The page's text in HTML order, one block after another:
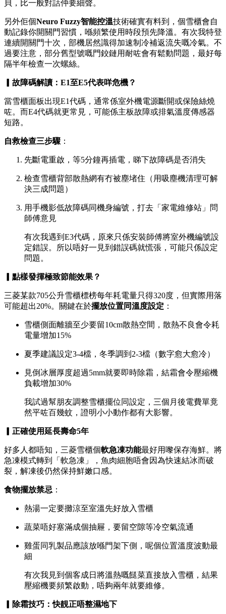
貝，比一般對話仲要細聲。
另外佢個Neuro Fuzzy智能控溫技術確實有料到，個雪櫃會自
動記錄你開關門習慣，喺頻繁使用時段預先降溫。有次我特登
連續開關門十次，部機居然識得加速制冷補返流失嘅冷氣。不
過要注意，部分舊型號嘅門鉸鏈用耐咗會有鬆動問題，最好每
隔半年檢查一次螺絲。
▎故障碼解讀：E1至E5代表咩危機？
當雪櫃面板出現E1代碼，通常係室外機電源斷開或保險絲燒
咗。而E4代碼就更常見，可能係主板故障或排氣溫度傳感器
短路。
自救檢查三步驟 ：
先斷電重啟，等5分鐘再插電，睇下故障碼是否消失
檢查雪櫃背部散熱網有冇被塵堵住（用吸塵機清理可解
決三成問題）
用手機影低故障碼同機身編號，打去「家電維修站」問
師傅意見
有次我遇到E3代碼，原來只係安裝師傅將室外機編號設
定錯誤。所以唔好一見到錯誤碼就慌張，可能只係設定
問題。
▎點樣發揮極致節能效果？
三菱某款705公升雪櫃標榜每年耗電量只得320度，但實際用落
可能超出20%。關鍵在於擺放位置同溫度設定 ：
雪櫃側面離牆至少要留10cm散熱空間，散熱不良會令耗
電量增加15%
夏季建議設定3-4檔，冬季調到2-3檔（數字愈大愈冷）
見倒冰層厚度超過5mm就要即時除霜，結霜會令壓縮機
負載增加30%
我試過幫朋友調整雪櫃擺位同設定，三個月後電費單竟
然平咗百幾蚊，證明小小動作都有大影響。
▎正確使用延長壽命5年
好多人都唔知，三菱雪櫃個軟急凍功能最好用嚟保存海鮮。將
急凍模式轉到「軟急凍」，魚肉細胞唔會因為快速結冰而破
裂，解凍後仍然保持鮮嫩口感。
食物擺放禁忌 ：
熱湯一定要攤涼至室溫先好放入雪櫃
蔬菜唔好塞滿成個抽屜，要留空隙等冷空氣流通
雞蛋同乳製品應該放喺門架下側，呢個位置溫度波動最
細
有次我見到個客成日將溫熱嘅餸菜直接放入雪櫃，結果
壓縮機要頻繁啟動，唔夠兩年就要維修。
▎除霜技巧：快靚正唔整濕地下